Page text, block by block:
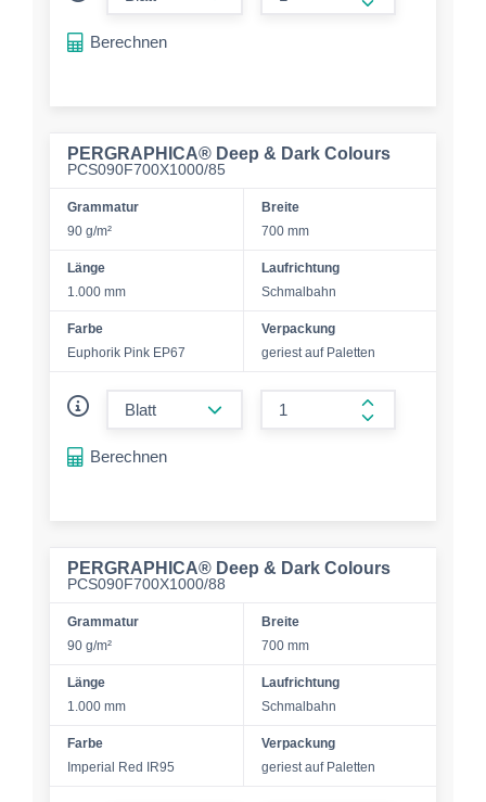
form.increase-
Berechnen
PERGRAPHICA® Deep & Dark Colours
PCS090F700X1000/85
Grammatur
90 g/m²
Breite
700 mm
Länge
1.000 mm
Laufrichtung
Schmalbahn
Farbe
Euphorik Pink EP67
Verpackung
geriest auf Paletten
form.increase-
Berechnen
PERGRAPHICA® Deep & Dark Colours
PCS090F700X1000/88
Grammatur
90 g/m²
Breite
700 mm
Länge
1.000 mm
Laufrichtung
Schmalbahn
Farbe
Imperial Red IR95
Verpackung
geriest auf Paletten